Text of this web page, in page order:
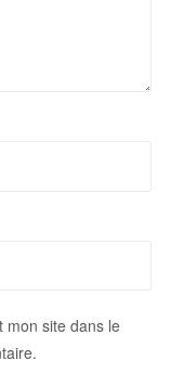
mon site dans le